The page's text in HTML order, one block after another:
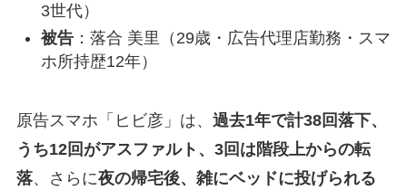
3世代）
被告：落合 美里（29歳・広告代理店勤務・スマ
ホ所持歴12年）
原告スマホ「ヒビ彦」は、 過去1年で計38回落下、
うち12回がアスファルト、3回は階段上からの転
落、さらに夜の帰宅後、雑にベッドに投げられる